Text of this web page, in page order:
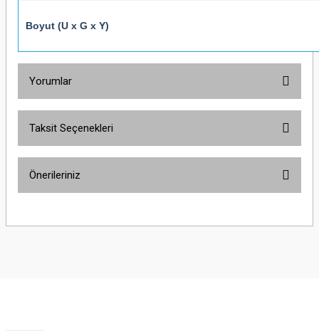
Boyut (U x G x Y)
Yorumlar
Taksit Seçenekleri
Önerileriniz
yetersiz gördüğünüz noktaları öneri formunu kullanarak tarafımıza